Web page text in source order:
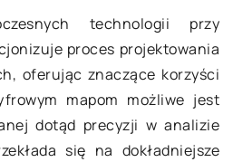
technologii przy
proces projektowania
oferując znaczące korzyści
mapom możliwe jest
dotąd precyzji w analizie
się na dokładniejsze